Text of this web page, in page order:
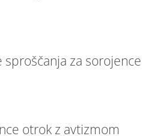
za
otrok z avtizmom